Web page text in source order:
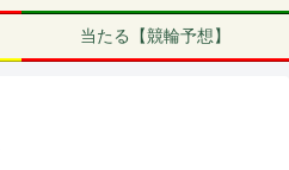
当たる【競輪予想】